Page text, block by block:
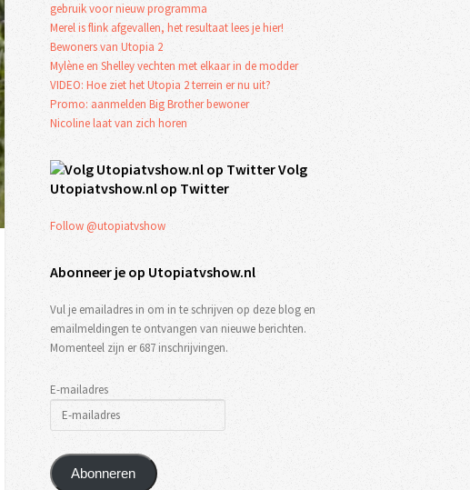
gebruik voor nieuw programma
Merel is flink afgevallen, het resultaat lees je hier!
Bewoners van Utopia 2
Mylène en Shelley vechten met elkaar in de modder
VIDEO: Hoe ziet het Utopia 2 terrein er nu uit?
Promo: aanmelden Big Brother bewoner
Nicoline laat van zich horen
Volg
Utopiatvshow.nl op Twitter
Follow @utopiatvshow
Abonneer je op Utopiatvshow.nl
Vul je emailadres in om in te schrijven op deze blog en
emailmeldingen te ontvangen van nieuwe berichten.
Momenteel zijn er 687 inschrijvingen.
E-mailadres
Abonneren